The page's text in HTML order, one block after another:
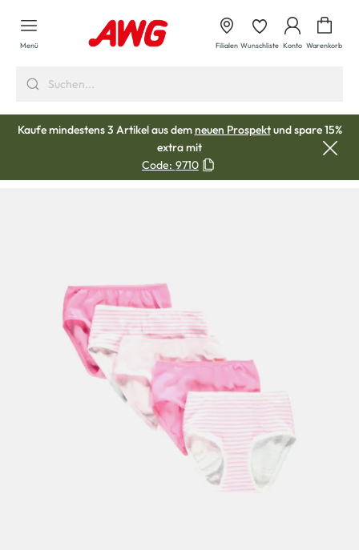
springen
Menü Filialen Wunschliste Konto Warenkorb
Kaufe mindestens 3 Artikel aus demneuen Prospektund spare 15%
extra mit
Code: 9710